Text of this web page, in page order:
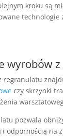
kroku są
wyrobów
regranulatu
czy skrzynki
pozwala
i odpornością